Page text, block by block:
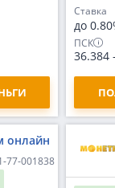
Ставка
до
ПСК
36.384 -
онлайн
77-001838